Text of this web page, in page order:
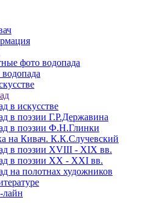
фото водопада
в искусстве
в поэзии Г.Р.Державина
в поэзии Ф.Н.Глинки
на Кивач. К.К.Случевский
в поэзии XVIII - XIX вв.
в поэзии XX - XXI вв.
на полотнах художников
лайн